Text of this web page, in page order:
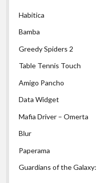
Habitica
Bamba
Greedy Spiders 2
Table Tennis Touch
Amigo Pancho
Data Widget
Mafia Driver – Omerta
Blur
Paperama
Guardians of the